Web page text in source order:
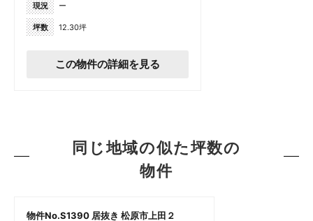
現況 ー
坪数 12.30坪
この物件の詳細を見る
同じ地域の似た坪数の
物件
物件No.S1390 居抜き 松原市上田２